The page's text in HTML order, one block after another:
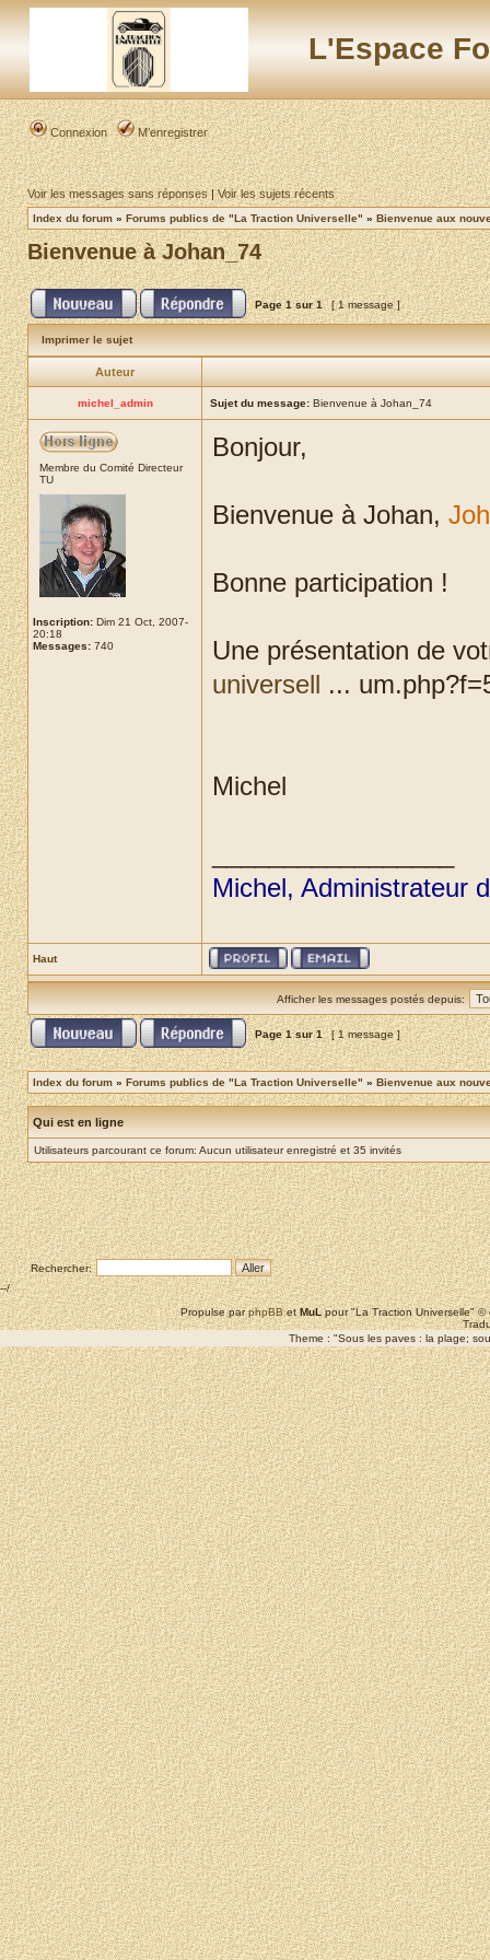
L'Espace
Connexion M’enregistrer
Voir les messages sans réponses|Voir les sujets récents
Index du forum » Forums publics de "La Traction Universelle" » Bienvenue aux
Bienvenue à Johan_74
Page1sur1 [ 1 message ]
Imprimer le sujet
Auteur
michel_admin Sujet du message: Bienvenue à Johan_74
Membre du Comité Directeur
TU
Inscription: Dim 21 Oct, 2007-
20:18
Messages: 740
Bonjour,
Bienvenue à Johan,
Bonne participation !
Une présentation de
universell ...
Michel
Michel, Administrateur
Haut
Afficher les messages postés depuis:
Page1sur1 [ 1 message ]
Index du forum » Forums publics de "La Traction Universelle" » Bienvenue aux
Qui est en ligne
Utilisateurs parcourant ce forum: Aucun utilisateur enregistré et 35 invités
Rechercher:
--/
Propulse parphpBBetMuLpour "La Traction Universelle"
Theme : "Sous les paves : la plage;